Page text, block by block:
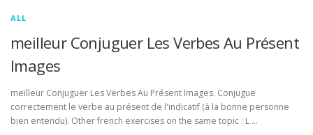
ALL
meilleur Conjuguer Les Verbes Au Présent
Images
meilleur Conjuguer Les Verbes Au Présent Images. Conjugue
correctement le verbe au présent de l'indicatif (à la bonne personne
bien entendu). Other french exercises on the same topic : L …